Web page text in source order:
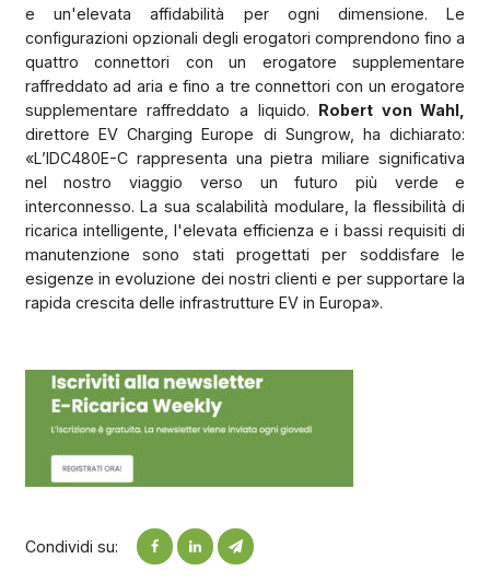
e un'elevata affidabilità per ogni dimensione. Le
configurazioni opzionali degli erogatori comprendono fino a
quattro connettori con un erogatore supplementare
raffreddato ad aria e fino a tre connettori con un erogatore
supplementare raffreddato a liquido. Robert von Wahl,
direttore EV Charging Europe di Sungrow, ha dichiarato:
«L’IDC480E-C rappresenta una pietra miliare significativa
nel nostro viaggio verso un futuro più verde e
interconnesso. La sua scalabilità modulare, la flessibilità di
ricarica intelligente, l'elevata efficienza e i bassi requisiti di
manutenzione sono stati progettati per soddisfare le
esigenze in evoluzione dei nostri clienti e per supportare la
rapida crescita delle infrastrutture EV in Europa».
Condividi su: